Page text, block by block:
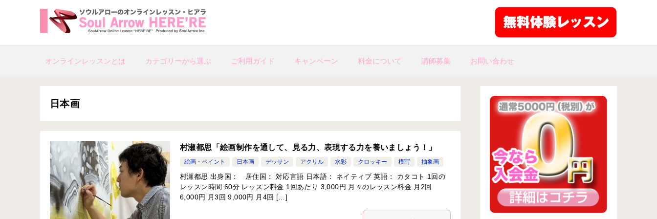
オンラインレッスンとは カテゴリーから選ぶ ご利用ガイド キャンペーン 料金について 講師募集 お問い合わせ
日本画
村瀬都思「絵画制作を通して、見る力、表現する力を養いましょう！」
絵画・ペイント 日本画 デッサン アクリル 水彩 クロッキー 模写 抽象画
村瀬都思 出身国： 居住国： 対応言語 日本語： ネイティブ 英語： カタコト 1回の
レッスン時間 60分 レッスン料金 1回あたり 3,000円 月々のレッスン料金 月2回
6,000円 月3回 9,000円 月4回 […]